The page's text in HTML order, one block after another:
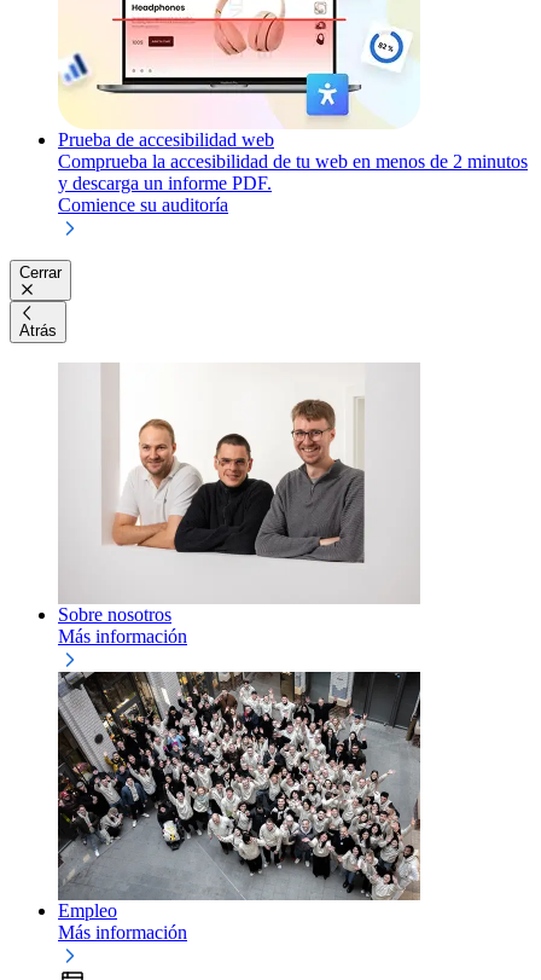
Prueba de accesibilidad web
Comprueba la accesibilidad de tu web en menos de 2 minutos
y descarga un informe PDF.
Comience su auditoría
Cerrar
Atrás
Sobre nosotros
Más información
Empleo
Más información